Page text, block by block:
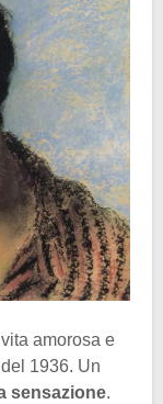
amorosa e
1936. Un
sensazione.